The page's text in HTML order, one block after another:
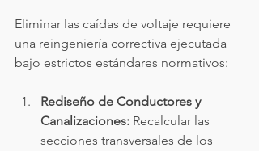
Eliminar las caídas de voltaje requiere
una reingeniería correctiva ejecutada
bajo estrictos estándares normativos:
Rediseño de Conductores y
Canalizaciones: Recalcular las
secciones transversales de los